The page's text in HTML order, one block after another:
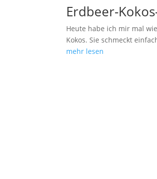
Erdbeer-
Heute habe ich mir mal
Kokos. Sie schmeckt
mehr lesen